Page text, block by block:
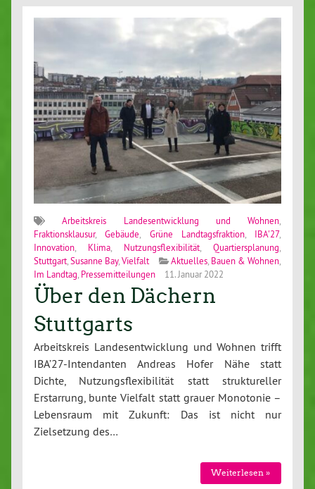
Arbeitskreis Landesentwicklung und Wohnen,
Fraktionsklausur,Gebäude, Grüne Landtagsfraktion, IBA'27,
Innovation, Klima, Nutzungsflexibilität, Quartiersplanung,
Stuttgart,Susanne Bay,Vielfalt Aktuelles, Bauen & Wohnen,
Im Landtag, Pressemitteilungen 11. Januar 2022
Über den Dächern
Stuttgarts
Arbeitskreis Landesentwicklung und Wohnen trifft
IBA’27-Intendanten Andreas Hofer Nähe statt
Dichte, Nutzungsflexibilität statt struktureller
Erstarrung, bunte Vielfalt statt grauer Monotonie –
Lebensraum mit Zukunft: Das ist nicht nur
Zielsetzung des…
Weiterlesen »